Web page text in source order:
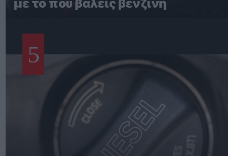
με το που βάλεις βενζίνη
5